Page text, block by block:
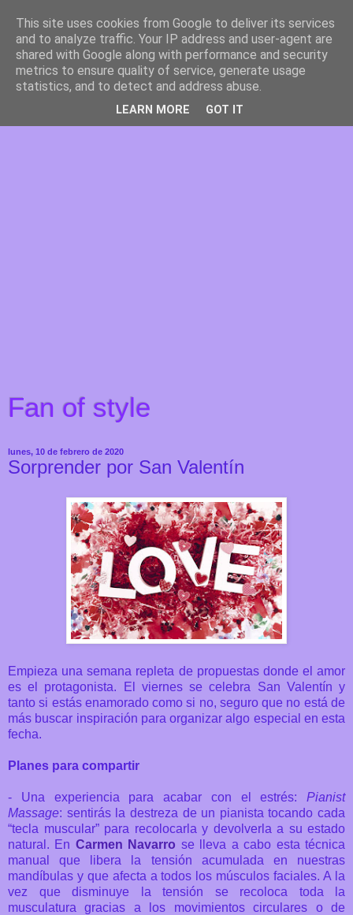
Fan of style
lunes, 10 de febrero de 2020
Sorprender por San Valentín
Empieza una semana repleta de propuestas donde el amor
es el protagonista. El viernes se celebra San Valentín y
tanto si estás enamorado como si no, seguro que no está de
más buscar inspiración para organizar algo especial en esta
fecha.
Planes para compartir
- Una experiencia para acabar con el estrés: Pianist
Massage: sentirás la destreza de un pianista tocando cada
“tecla muscular” para recolocarla y devolverla a su estado
natural. En Carmen Navarro se lleva a cabo esta técnica
manual que libera la tensión acumulada en nuestras
mandíbulas y que afecta a todos los músculos faciales. A la
vez que disminuye la tensión se recoloca toda la
musculatura gracias a los movimientos circulares o de
This site uses cookies from Google to deliver its services
and to analyze traffic. Your IP address and user-agent are
shared with Google along with performance and security
metrics to ensure quality of service, generate usage
statistics, and to detect and address abuse.
LEARN MORE GOT IT